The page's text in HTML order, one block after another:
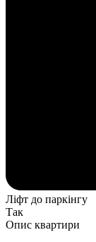
Ліфт до паркінгу
Так
Опис квартири